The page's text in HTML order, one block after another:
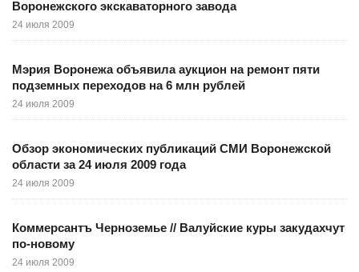
Воронежского экскаваторного завода
24 июля 2009
Мэрия Воронежа объявила аукцион на ремонт пяти
подземных переходов на 6 млн рублей
24 июля 2009
Обзор экономических публикаций СМИ Воронежской
области за 24 июля 2009 года
24 июля 2009
Коммерсантъ Черноземье // Валуйские куры закудахчут
по-новому
24 июля 2009